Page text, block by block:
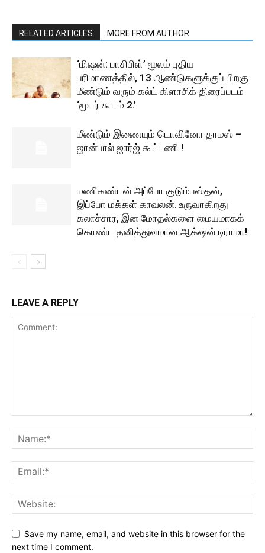
RELATED ARTICLES MORE FROM AUTHOR
‘மிஷன்: பாசிபிள்’ மூலம் புதிய
பரிமாணத்தில், 13 ஆண்டுகளுக்குப் பிறகு
மீண்டும் வரும் கல்ட் கிளாசிக் திரைப்படம்
‘மூடர் கூடம் 2.’
மீண்டும் இணையும் டொவினோ தாமஸ் –
ஜான்பால் ஜார்ஜ் கூட்டணி !
மணிகண்டன் அப்போ குடும்பஸ்தன்,
இப்போ மக்கள் காவலன். உருவாகிறது
கலாச்சார, இன மோதல்களை மையமாகக்
கொண்ட தனித்துவமான ஆக்‌ஷன் டிராமா!
LEAVE A REPLY
Save my name, email, and website in this browser for the
next time I comment.